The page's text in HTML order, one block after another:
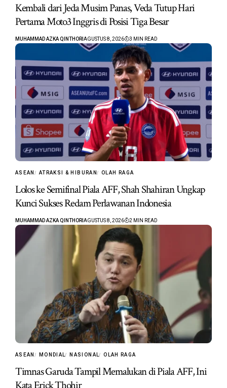
Kembali dari Jeda Musim Panas, Veda Tutup Hari
Pertama Moto3 Inggris di Posisi Tiga Besar
MUHAMMAD AZKA QINTHORI AGUSTUS 8, 2026 3 MIN READ
ASEAN ATRAKSI & HIBURAN OLAH RAGA
Lolos ke Semifinal Piala AFF, Shah Shahiran Ungkap
Kunci Sukses Redam Perlawanan Indonesia
MUHAMMAD AZKA QINTHORI AGUSTUS 8, 2026 2 MIN READ
ASEAN MONDIAL NASIONAL OLAH RAGA
Timnas Garuda Tampil Memalukan di Piala AFF, Ini